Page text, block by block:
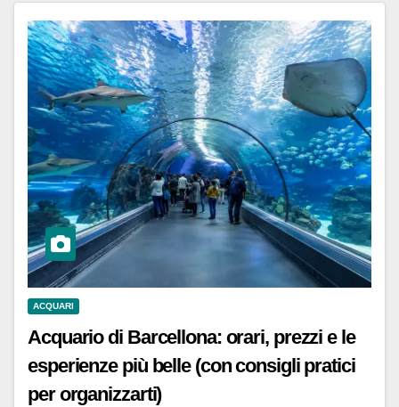
ACQUARI
Acquario di Barcellona: orari, prezzi e le
esperienze più belle (con consigli pratici
per organizzarti)